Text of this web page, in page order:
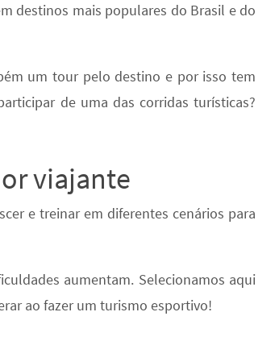
destinos mais populares do Brasil e do
um tour pelo destino e por isso tem
de uma das corridas turísticas?
viajante
e treinar em diferentes cenários para
aumentam. Selecionamos aqui
ao fazer um turismo esportivo!